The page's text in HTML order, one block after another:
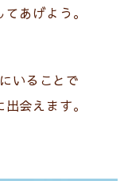
あげよう。
いることで
会えます。